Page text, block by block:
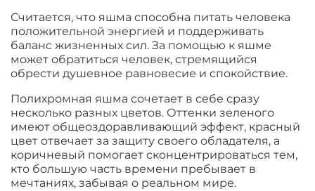
Считается, что яшма способна питать человека
положительной энергией и поддерживать
баланс жизненных сил. За помощью к яшме
может обратиться человек, стремящийся
обрести душевное равновесие и спокойствие.
Полихромная яшма сочетает в себе сразу
несколько разных цветов. Оттенки зеленого
имеют общеоздоравливающий эффект, красный
цвет отвечает за защиту своего обладателя, а
коричневый помогает сконцентрироваться тем,
кто большую часть времени пребывает в
мечтаниях, забывая о реальном мире.